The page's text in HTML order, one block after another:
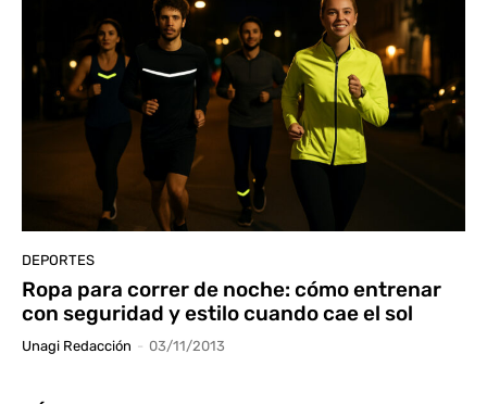
DEPORTES
Ropa para correr de noche: cómo entrenar
con seguridad y estilo cuando cae el sol
Unagi Redacción - 03/11/2013